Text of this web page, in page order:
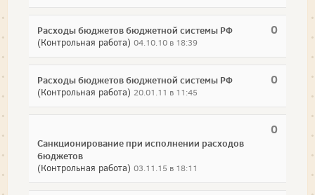
0
Расходы бюджетов бюджетной системы РФ
(Контрольная работа) 04.10.10 в 18:39
0
Расходы бюджетов бюджетной системы РФ
(Контрольная работа) 20.01.11 в 11:45
0
Санкционирование при исполнении расходов
бюджетов
(Контрольная работа) 03.11.15 в 18:11